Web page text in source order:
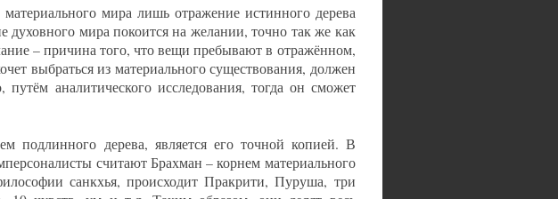
мира лишь отражение истинного дерева
духовного мира покоится на желании, точно так же как
– причина того, что вещи пребывают в отражённом,
выбраться из материального существования, должен
путём аналитического исследования, тогда он сможет
подлинного дерева, является его точной копией. В
считают Брахман – корнем материального
санкхья, происходит Пракрити, Пуруша, три